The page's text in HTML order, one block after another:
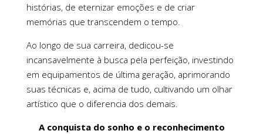
histórias, de eternizar emoções e de criar
memórias que transcendem o tempo.
Ao longo de sua carreira, dedicou-se
incansavelmente à busca pela perfeição, investindo
em equipamentos de última geração, aprimorando
suas técnicas e, acima de tudo, cultivando um olhar
artístico que o diferencia dos demais.
A conquista do sonho e o reconhecimento